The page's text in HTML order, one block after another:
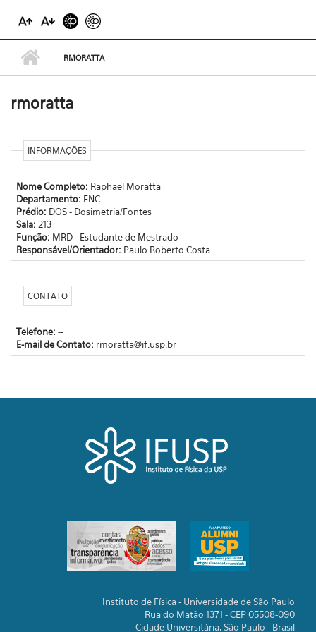
RMORATTA
rmoratta
INFORMAÇÕES
Nome Completo: Raphael Moratta
Departamento: FNC
Prédio: DOS - Dosimetria/Fontes
Sala: 213
Função: MRD - Estudante de Mestrado
Responsável/Orientador: Paulo Roberto Costa
CONTATO
Telefone: --
E-mail de Contato: rmoratta@if.usp.br
Instituto de Física - Universidade de São Paulo
Rua do Matão 1371 - CEP 05508-090
Cidade Universitária, São Paulo - Brasil